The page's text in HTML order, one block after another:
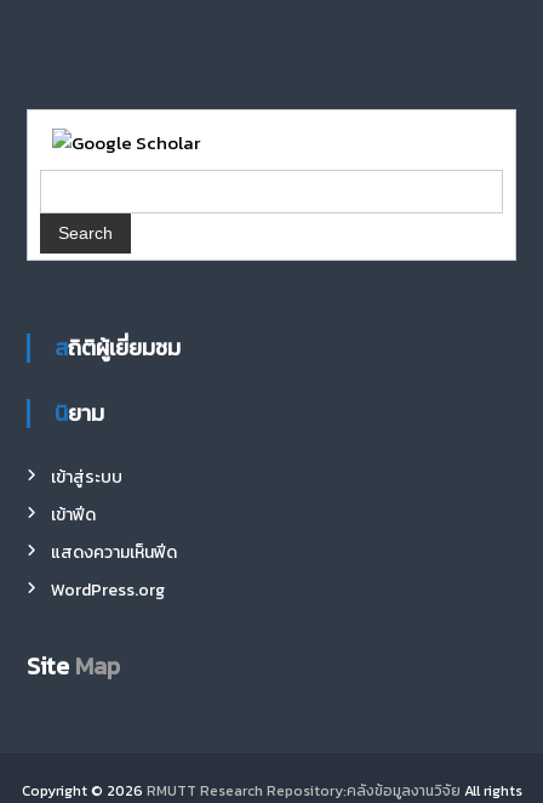
สถิติผู้เยี่ยมชม
นิยาม
เข้าสู่ระบบ
เข้าฟีด
แสดงความเห็นฟีด
WordPress.org
Site Map
Copyright © 2026 RMUTT Research Repository:คลังข้อมูลงานวิจัย All rights